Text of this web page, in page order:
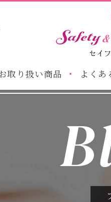
取り扱い商品 よくあ